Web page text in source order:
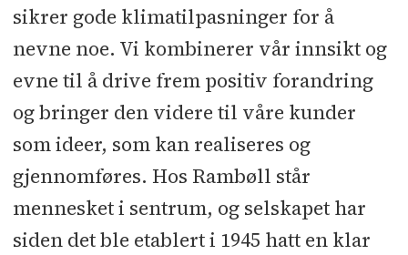
sikrer gode klimatilpasninger for å
nevne noe. Vi kombinerer vår innsikt og
evne til å drive frem positiv forandring
og bringer den videre til våre kunder
som ideer, som kan realiseres og
gjennomføres. Hos Rambøll står
mennesket i sentrum, og selskapet har
siden det ble etablert i 1945 hatt en klar